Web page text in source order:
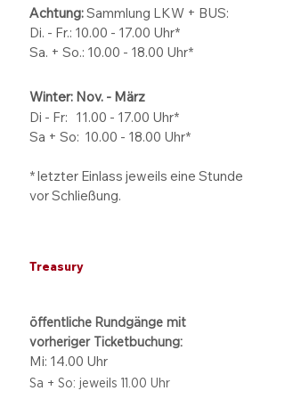
Achtung:Sammlung LKW + BUS:
Di. - Fr.: 10.00 - 17.00 Uhr*
Sa. + So.: 10.00 - 18.00 Uhr*
Winter: Nov. - März
Di - Fr: 11.00 - 17.00 Uhr*
Sa + So: 10.00 - 18.00 Uhr*
* letzter Einlass jeweils eine Stunde
vor Schließung.
Treasury
öffentliche Rundgänge mit
vorheriger Ticketbuchung:
Mi: 14.00 Uhr
Sa + So: jeweils 11.00 Uhr